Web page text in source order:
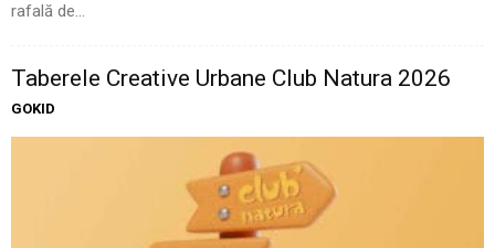
rafală de...
Taberele Creative Urbane Club Natura 2026
GOKID